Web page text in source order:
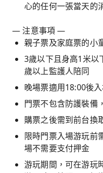
心的任何一張當天的
— 注意事項 —
親子票及家庭票的小
3歲以下且身高1米以
歲以上監護人陪同
晚場票適用18:00後
門票不包含防護裝備
購票之後需到前台換
限時門票入場游玩前
場不需要支付押金
游玩期間，可在游玩